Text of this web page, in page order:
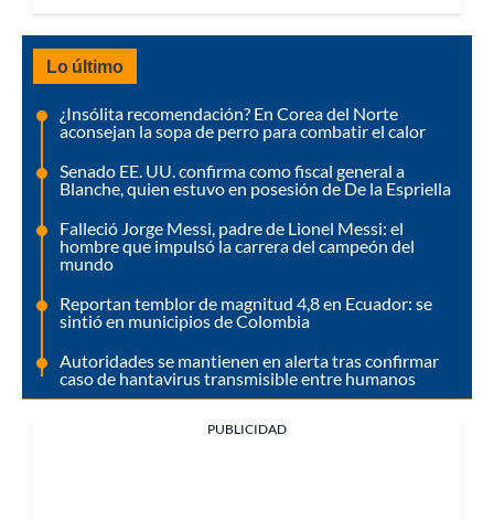
Lo último
¿Insólita recomendación? En Corea del Norte
aconsejan la sopa de perro para combatir el calor
Senado EE. UU. confirma como fiscal general a
Blanche, quien estuvo en posesión de De la Espriella
Falleció Jorge Messi, padre de Lionel Messi: el
hombre que impulsó la carrera del campeón del
mundo
Reportan temblor de magnitud 4,8 en Ecuador: se
sintió en municipios de Colombia
Autoridades se mantienen en alerta tras confirmar
caso de hantavirus transmisible entre humanos
PUBLICIDAD